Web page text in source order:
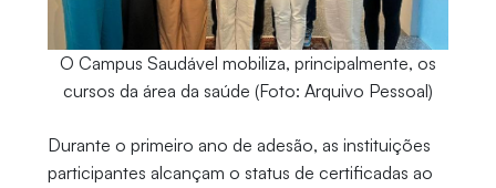
O Campus Saudável mobiliza, principalmente, os
cursos da área da saúde (Foto: Arquivo Pessoal)
Durante o primeiro ano de adesão, as instituições
participantes alcançam o status de certificadas ao